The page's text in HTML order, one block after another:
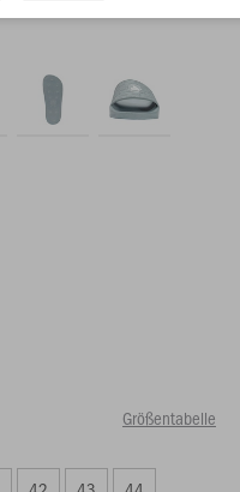
Größentabelle